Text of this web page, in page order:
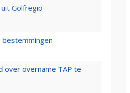
Golfregio
over overname TAP te